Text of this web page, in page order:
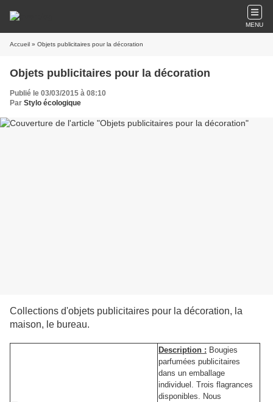
MENU
Accueil » Objets publicitaires pour la décoration
Objets publicitaires pour la décoration
Publié le 03/03/2015 à 08:10
Par Stylo écologique
Collections d'objets publicitaires pour la décoration, la
maison, le bureau.
Description : Bougies
parfumées publicitaires
dans un emballage
individuel. Trois flagrances
disponibles. Nous